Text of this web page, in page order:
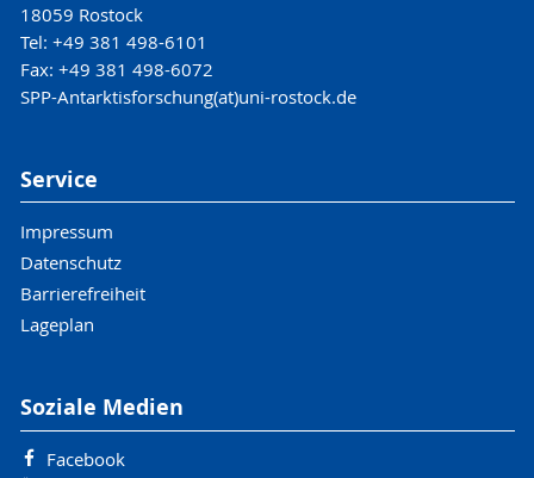
18059 Rostock
Tel: +49 381 498-6101
Fax: +49 381 498-6072
SPP-Antarktisforschung(at)uni-rostock.de
Service
Impressum
Datenschutz
Barrierefreiheit
Lageplan
Soziale Medien
Facebook